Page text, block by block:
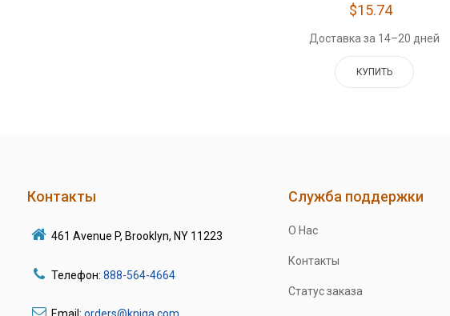
$15.74
Доставка за 14–20 дней
КУПИТЬ
Контакты
461 Avenue P, Brooklyn, NY 11223
Телефон: 888-564-4664
Email: orders@kniga.com
Служба поддержки
О Нас
Контакты
Статус заказа